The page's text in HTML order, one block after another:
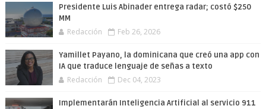
Presidente Luis Abinader entrega radar; costó $250
MM
Redacción Feb 26, 2026
Yamillet Payano, la dominicana que creó una app con
IA que traduce lenguaje de señas a texto
Redacción Dec 04, 2023
Implementarán Inteligencia Artificial al servicio 911